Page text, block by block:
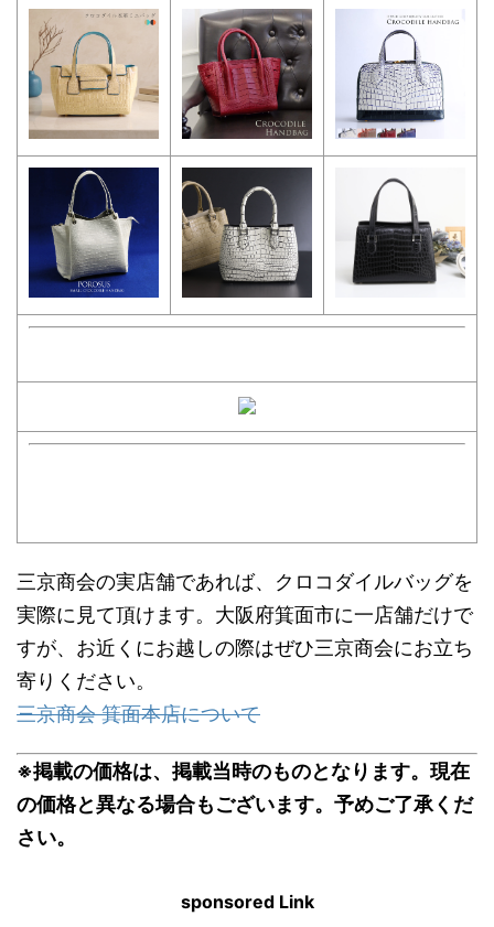
三京商会の実店舗であれば、クロコダイルバッグを
実際に見て頂けます。大阪府箕面市に一店舗だけで
すが、お近くにお越しの際はぜひ三京商会にお立ち
寄りください。
三京商会 箕面本店について
※掲載の価格は、掲載当時のものとなります。現在
の価格と異なる場合もございます。予めご了承くだ
さい。
sponsored Link